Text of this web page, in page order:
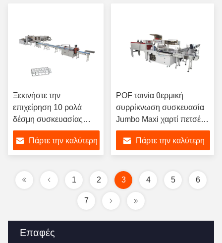
Επαφές
Ξεκινήστε την
επιχείρηση 10 ρολά
δέσμη συσκευασίας
μικρού υγιεινού χαρτιού
τουαλέτας ρολό
κατασκευής μηχανή
Πάρτε την καλύτερη
POF ταινία θερμική
συρρίκνωση συσκευασία
Jumbo Maxi χαρτί πετσέτα
Ετικέτες Roll συσκευασία
μηχανήΠάρτε την καλύτερη
1 2 3 4 5 6
7